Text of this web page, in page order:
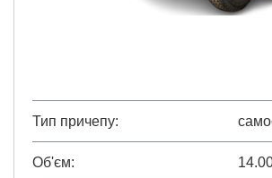
Тип причепу
Об'єм